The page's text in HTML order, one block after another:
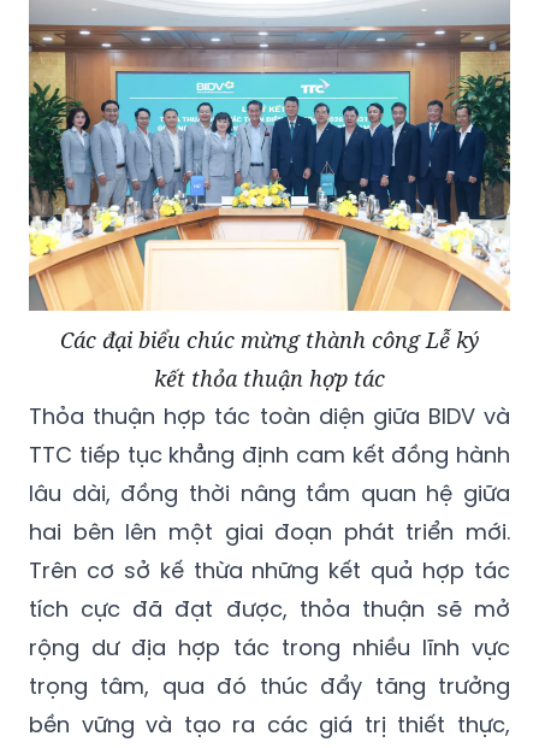
Các đại biểu chúc mừng thành công Lễ ký
kết thỏa thuận hợp tác
Thỏa thuận hợp tác toàn diện giữa BIDV và
TTC tiếp tục khẳng định cam kết đồng hành
lâu dài, đồng thời nâng tầm quan hệ giữa
hai bên lên một giai đoạn phát triển mới.
Trên cơ sở kế thừa những kết quả hợp tác
tích cực đã đạt được, thỏa thuận sẽ mở
rộng dư địa hợp tác trong nhiều lĩnh vực
trọng tâm, qua đó thúc đẩy tăng trưởng
bền vững và tạo ra các giá trị thiết thực,